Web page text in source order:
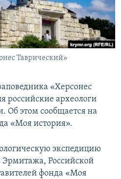
Таврический»
«Херсонес
российские археологи
Об этом сообщается на
«Моя история».
экспедицию
Эрмитажа, Российской
фонда «Моя